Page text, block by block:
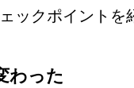
ックポイントを
わった